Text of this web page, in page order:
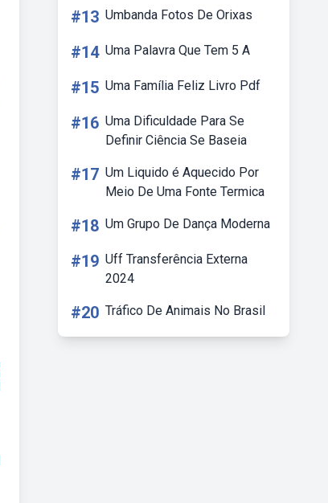
#13 Umbanda Fotos De Orixas
#14 Uma Palavra Que Tem 5 A
#15 Uma Família Feliz Livro Pdf
#16 Uma Dificuldade Para Se
Definir Ciência Se Baseia
#17 Um Liquido é Aquecido Por
Meio De Uma Fonte Termica
#18 Um Grupo De Dança Moderna
#19 Uff Transferência Externa
2024
#20 Tráfico De Animais No Brasil